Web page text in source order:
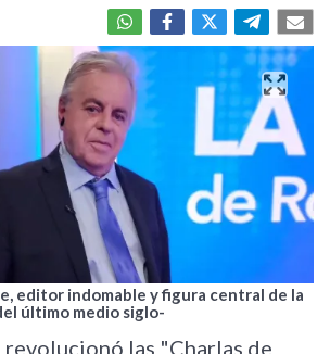
editor indomable y figura central de la
último medio siglo-
revolucionó las "Charlas de